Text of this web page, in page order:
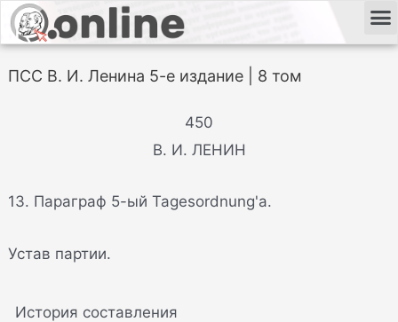
ПСС В. И. Ленина 5-е издание | 8 том
450
В. И. ЛЕНИН
13. Параграф 5-ый Tagesordnung'a.
Устав партии.
История составления